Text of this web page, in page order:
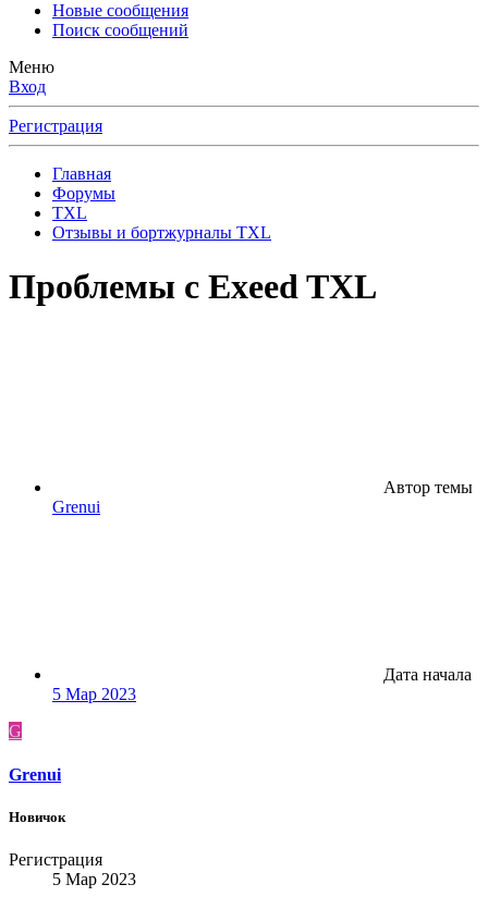
Новые сообщения
Поиск сообщений
Меню
Вход
Регистрация
Главная
Форумы
TXL
Отзывы и бортжурналы TXL
Проблемы с Exeed TXL
Автор темы
Grenui
Дата начала
5 Мар 2023
G
Grenui
Новичок
Регистрация
5 Мар 2023